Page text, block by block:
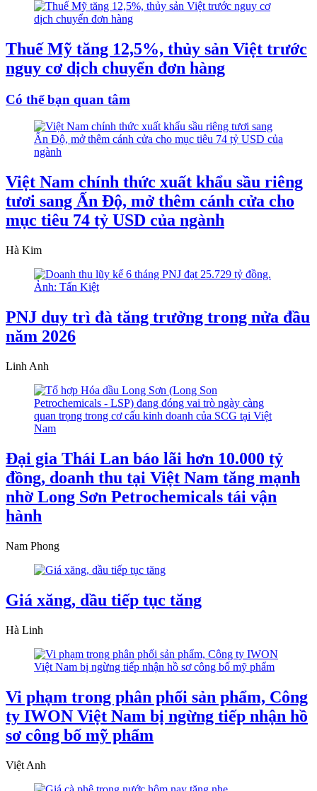
Thuế Mỹ tăng 12,5%, thủy sản Việt trước
nguy cơ dịch chuyển đơn hàng
Có thể bạn quan tâm
Việt Nam chính thức xuất khẩu sầu riêng
tươi sang Ấn Độ, mở thêm cánh cửa cho
mục tiêu 74 tỷ USD của ngành
Hà Kim
PNJ duy trì đà tăng trưởng trong nửa đầu
năm 2026
Linh Anh
Đại gia Thái Lan báo lãi hơn 10.000 tỷ
đồng, doanh thu tại Việt Nam tăng mạnh
nhờ Long Sơn Petrochemicals tái vận
hành
Nam Phong
Giá xăng, dầu tiếp tục tăng
Hà Linh
Vi phạm trong phân phối sản phẩm, Công
ty IWON Việt Nam bị ngừng tiếp nhận hồ
sơ công bố mỹ phẩm
Việt Anh